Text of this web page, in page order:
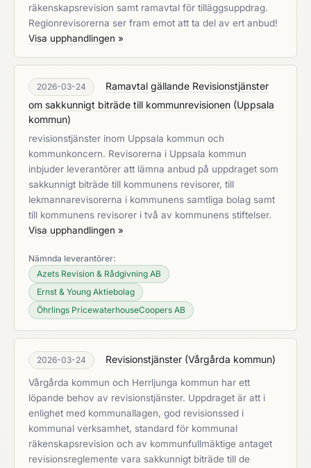
räkenskapsrevision samt ramavtal för tilläggsuppdrag.
Regionrevisorerna ser fram emot att ta del av ert anbud!
Visa upphandlingen »
2026-03-24
Ramavtal gällande Revisionstjänster
om sakkunnigt biträde till kommunrevisionen (Uppsala
kommun)
revisionstjänster inom Uppsala kommun och
kommunkoncern. Revisorerna i Uppsala kommun
inbjuder leverantörer att lämna anbud på uppdraget som
sakkunnigt biträde till kommunens revisorer, till
lekmannarevisorerna i kommunens samtliga bolag samt
till kommunens revisorer i två av kommunens stiftelser.
Visa upphandlingen »
Nämnda leverantörer:
Azets Revision & Rådgivning AB
Ernst & Young Aktiebolag
Öhrlings PricewaterhouseCoopers AB
2026-03-24 Revisionstjänster (Vårgårda kommun)
Vårgårda kommun och Herrljunga kommun har ett
löpande behov av revisionstjänster. Uppdraget är att i
enlighet med kommunallagen, god revisionssed i
kommunal verksamhet, standard för kommunal
räkenskapsrevision och av kommunfullmäktige antaget
revisionsreglemente vara sakkunnigt biträde till de